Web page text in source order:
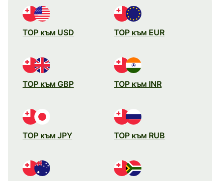
TOP към USD TOP към EUR
TOP към GBP TOP към INR
TOP към JPY TOP към RUB